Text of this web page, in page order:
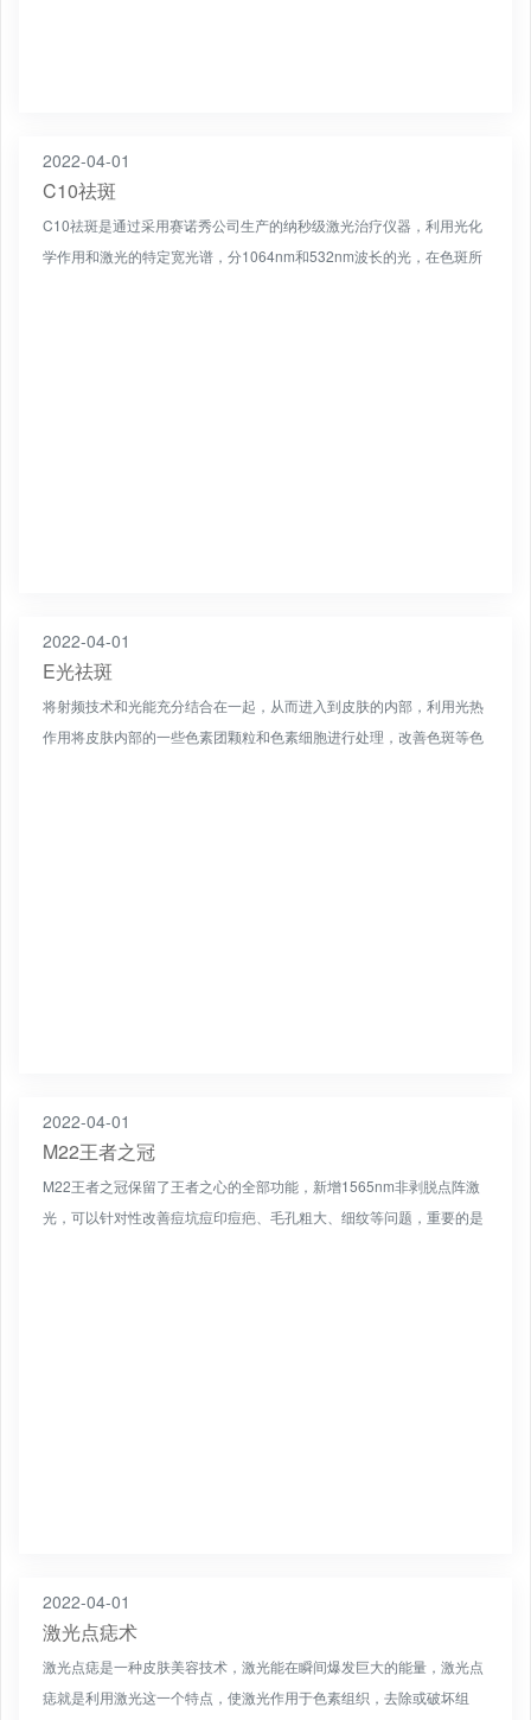
2022-04-01
C10祛斑
C10祛斑是通过采用赛诺秀公司生产的纳秒级激光治疗仪器，利用光化
学作用和激光的特定宽光谱，分1064nm和532nm波长的光，在色斑所
2022-04-01
E光祛斑
将射频技术和光能充分结合在一起，从而进入到皮肤的内部，利用光热
作用将皮肤内部的一些色素团颗粒和色素细胞进行处理，改善色斑等色
2022-04-01
M22王者之冠
M22王者之冠保留了王者之心的全部功能，新增1565nm非剥脱点阵激
光，可以针对性改善痘坑痘印痘疤、毛孔粗大、细纹等问题，重要的是
2022-04-01
激光点痣术
激光点痣是一种皮肤美容技术，激光能在瞬间爆发巨大的能量，激光点
痣就是利用激光这一个特点，使激光作用于色素组织，去除或破坏组